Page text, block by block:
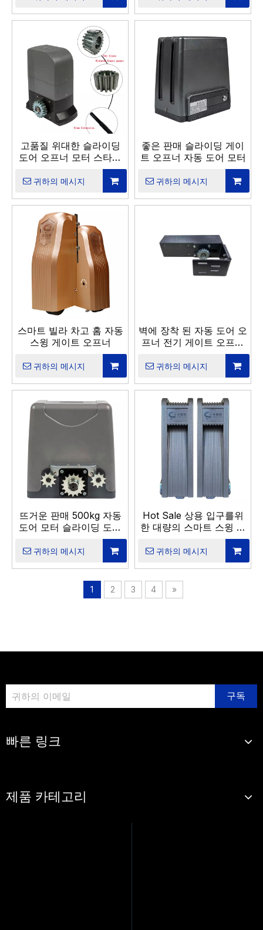
고품질 위대한 슬라이딩
도어 오프너 모터 스타일
귀하의 메시지
좋은 판매 슬라이딩 게이
트 오프너 자동 도어 모터
귀하의 메시지
스마트 빌라 차고 홈 자동
스윙 게이트 오프너
귀하의 메시지
벽에 장착 된 자동 도어 오
프너 전기 게이트 오프닝
귀하의 메시지
뜨거운 판매 500kg 자동
도어 모터 슬라이딩 도어
귀하의 메시지
Hot Sale 상용 입구를위
한 대량의 스마트 스윙 도
귀하의 메시지
1 2 3 4 »
구독
빠른 링크
제품 카테고리